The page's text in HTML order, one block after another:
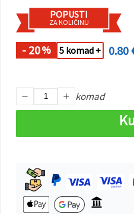
Postavkama
odabirom
određene
kolačića i
klikom na
Prihvati
POPUSTI
ZA KOLIČINU
- 20% 5 komad + 0.80
komad